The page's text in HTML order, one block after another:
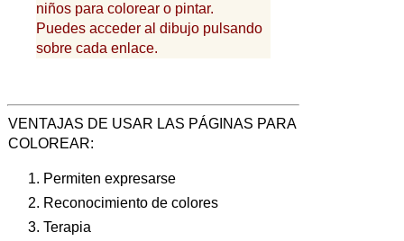
niños para colorear o pintar.
Puedes acceder al dibujo pulsando
sobre cada enlace.
VENTAJAS DE USAR LAS PÁGINAS PARA
COLOREAR:
Permiten expresarse
Reconocimiento de colores
Terapia